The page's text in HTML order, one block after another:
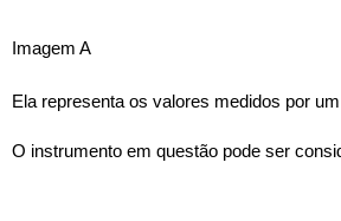
Imagem A
Ela representa os valores medidos por
O instrumento em questão pode ser